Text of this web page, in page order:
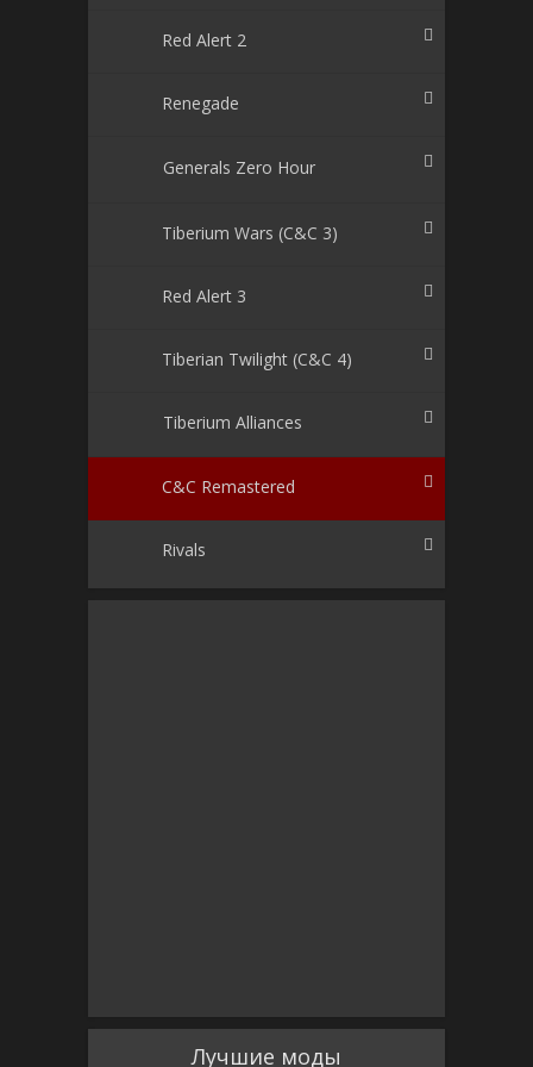
Red Alert 2
Renegade
Generals Zero Hour
Tiberium Wars (C&C 3)
Red Alert 3
Tiberian Twilight (C&C 4)
Tiberium Alliances
C&C Remastered
Rivals
Лучшие моды